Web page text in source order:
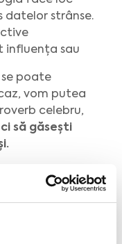
datelor strânse.
influența sau
se poate
vom putea
celebru,
să găsești